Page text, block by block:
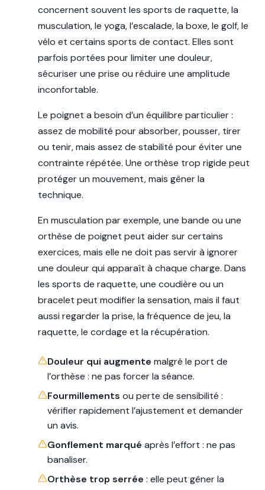
concernent souvent les sports de raquette, la
musculation, le yoga, l’escalade, la boxe, le golf, le
vélo et certains sports de contact. Elles sont
parfois portées pour limiter une douleur,
sécuriser une prise ou réduire une amplitude
inconfortable.
Le poignet a besoin d’un équilibre particulier :
assez de mobilité pour absorber, pousser, tirer
ou tenir, mais assez de stabilité pour éviter une
contrainte répétée. Une orthèse trop rigide peut
protéger un mouvement, mais gêner la
technique.
En musculation par exemple, une bande ou une
orthèse de poignet peut aider sur certains
exercices, mais elle ne doit pas servir à ignorer
une douleur qui apparaît à chaque charge. Dans
les sports de raquette, une coudière ou un
bracelet peut modifier la sensation, mais il faut
aussi regarder la prise, la fréquence de jeu, la
raquette, le cordage et la récupération.
Douleur qui augmente malgré le port de
l’orthèse : ne pas forcer la séance.
Fourmillements ou perte de sensibilité :
vérifier rapidement l’ajustement et demander
un avis.
Gonflement marqué après l’effort : ne pas
banaliser.
Orthèse trop serrée : elle peut gêner la